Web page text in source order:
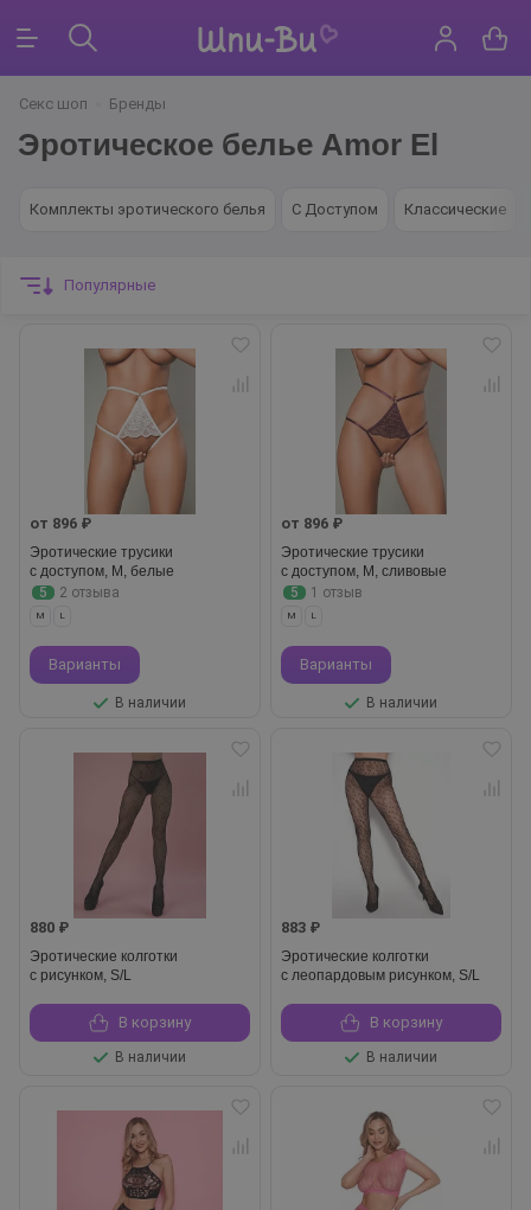
Секс шоп Бренды
Эротическое белье Amor El
Комплекты эротического белья С Доступом Классические
Популярные
от 896 ₽
Эротические трусики
с доступом, M, белые
5
2 отзыва
M L
Варианты
В наличии
от 896 ₽
Эротические трусики
с доступом, M, сливовые
5
1 отзыв
M L
Варианты
В наличии
880 ₽
Эротические колготки
с рисунком, S/L
В корзину
В наличии
883 ₽
Эротические колготки
c леопардовым рисунком, S/L
В корзину
В наличии